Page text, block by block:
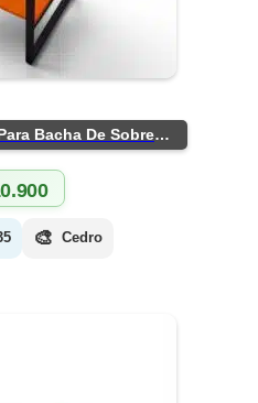
Vanitorio Compacto Para Bacha De Sobreponer
🎨 Cedro